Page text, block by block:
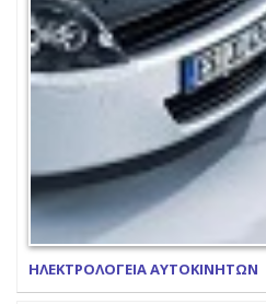
ΗΛΕΚΤΡΟΛΟΓΕΙΑ ΑΥΤΟΚΙΝΗΤΩΝ